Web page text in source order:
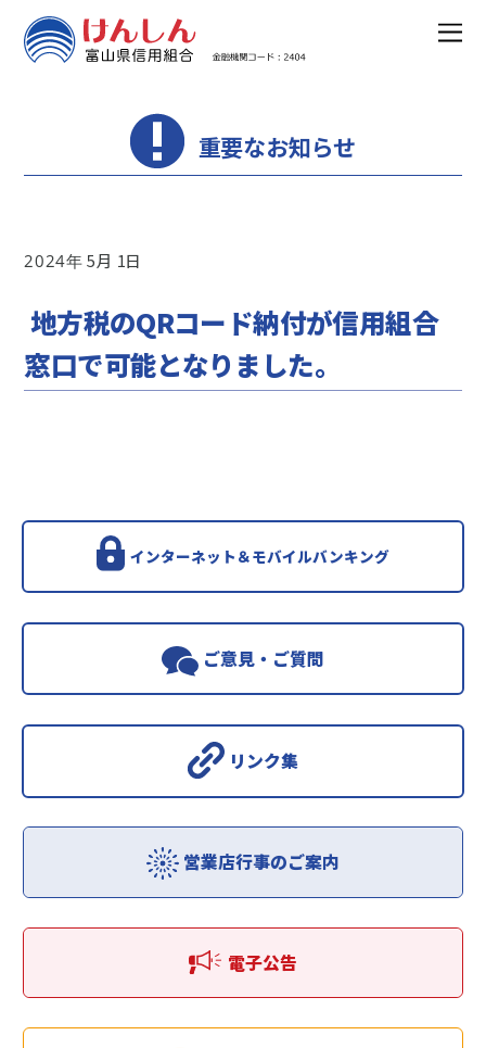
重要なお知らせ
2024 5 1
地方税のQRコード納付が信用組合
窓口で可能となりました。
インターネット＆モバイルバンキング
ご意見・ご質問
リンク集
営業店行事のご案内
電子公告